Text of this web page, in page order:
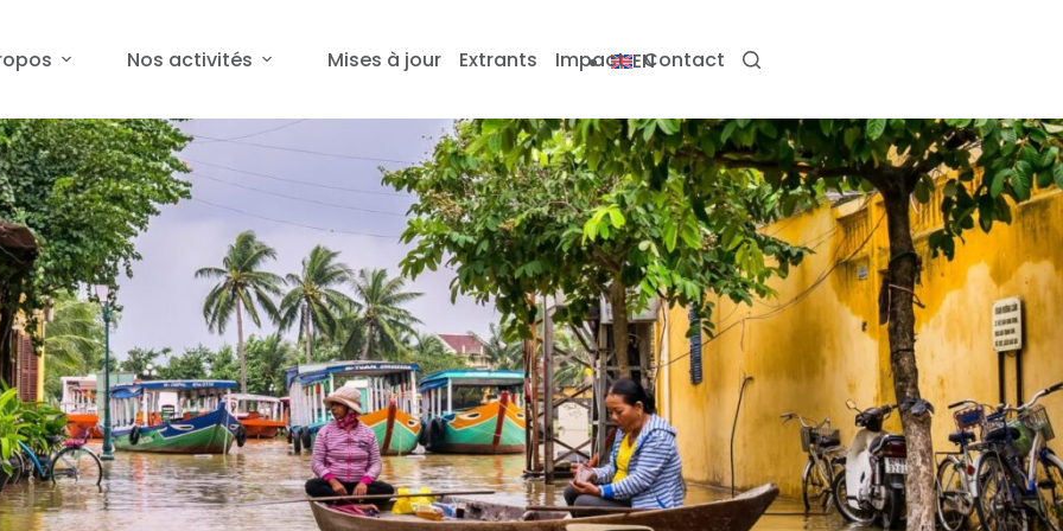
Nos activités Mises à jour Extrants Impact Contact
EN